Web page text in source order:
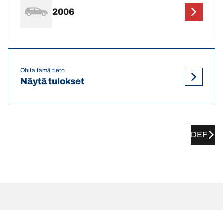
2006
Ohita tämä tieto
Näytä tulokset
DEF